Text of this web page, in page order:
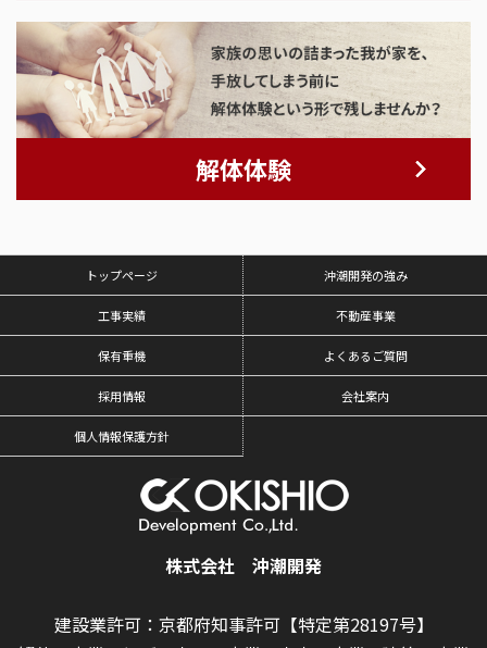
解体体験
トップページ 沖潮開発の強み
工事実績 不動産事業
保有重機 よくあるご質問
採用情報 会社案内
個人情報保護方針
株式会社 沖潮開発
建設業許可：京都府知事許可【特定第28197号】